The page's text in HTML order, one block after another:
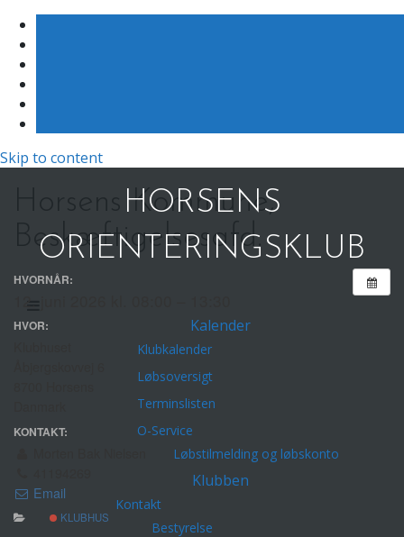
Skip to content
HORSENS
ORIENTERINGSKLUB
Kalender
Klubkalender
Løbsoversigt
Terminslisten
O-Service
Løbstilmelding og løbskonto
Klubben
Kontakt
Bestyrelse
Horsens Kommune,
Beskæftigelsesafd.
HVORNÅR:
HVOR:
KONTAKT:
Email
KLUBHUS